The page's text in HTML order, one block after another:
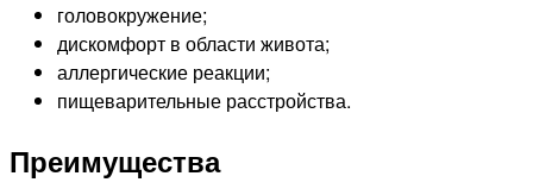
головокружение;
дискомфорт в области живота;
аллергические реакции;
пищеварительные расстройства.
Преимущества